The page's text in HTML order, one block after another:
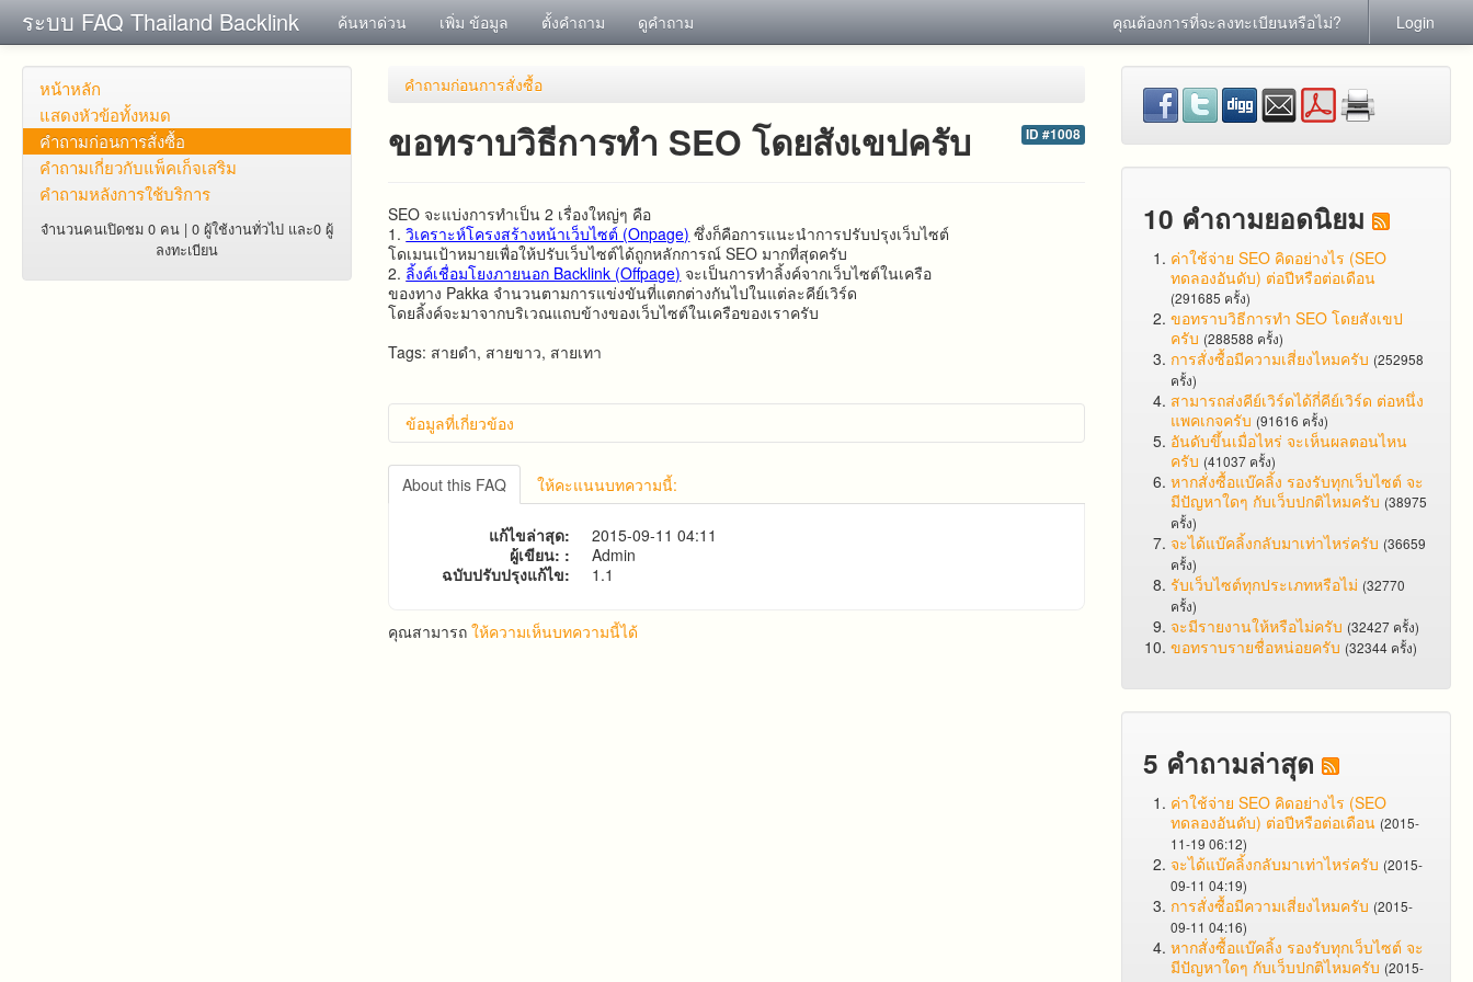
ระบบ FAQ Thailand Backlink ค้นหาด่วน เพิ่ม ข้อมูล ตั้งคำถาม ดูคำถาม คุณต้องการที่จะลงทะเบียนหรือไม่? Login
หน้าหลัก
แสดงหัวข้อทั้งหมด
คำถาม​ก่อน​การ​สั่งซื้อ​
คำถาม​เกี่ยว​กับ​แพ็คเก็จ​เสริม
คำถามหลังการใช้บริการ
จำนวนคนเปิดชม 0 คน | 0 ผู้ใช้งานทั่วไป และ0 ผู้
ลงทะเบียน
คำถาม​ก่อน​การ​สั่งซื้อ​
ID #1008
ขอทราบวิธีการทำ SEO โดยสังเขปครับ
SEO จะแบ่งการทำเป็น 2 เรื่องใหญ่ๆ คือ
1.วิเคราะห์โครงสร้างหน้าเว็บไซต์ (Onpage) ซึ่งก็คือการแนะนำการปรับปรุงเว็บไซต์
โดเมนเป้าหมายเพื่อให้ปรับเว็บไซต์ได้ถูกหลักการณ์ SEO มากที่สุดครับ
2. ลิ้งค์เชื่อมโยงภายนอก Backlink (Offpage) จะเป็นการทำลิ้งค์จากเว็บไซต์ในเครือ
ของทาง Pakka จำนวนตามการแข่งขันที่แตกต่างกันไปในแต่ละคีย์เวิร์ด
โดยลิ้งค์จะมาจากบริเวณแถบข้างของเว็บไซต์ในเครือของเราครับ
Tags: สายดำ, สายขาว, สายเทา
ข้อมูลที่เกี่ยวข้อง
About this FAQ ให้คะแนนบทความนี้:
แก้ไขล่าสุด:
2015-09-11 04:11
ผู้เขียน: :
Admin
ฉบับปรับปรุงแก้ไข:
1.1
คุณสามารถให้ความเห็นบทความนี้ได้
10 คำถามยอดนิยม
ค่าใช้จ่าย SEO คิดอย่างไร (SEO
ทดลองอันดับ) ต่อปีหรือต่อเดือน
(291685 ครั้ง)
ขอทราบวิธีการทำ SEO โดยสังเขป
ครับ (288588 ครั้ง)
การสั่งซื้อมีความเสี่ยงไหมครับ (252958
ครั้ง)
สามารถส่งคีย์เวิร์ดได้กี่คีย์เวิร์ด ต่อหนึ่ง
แพคเกจครับ (91616 ครั้ง)
อันดับขึ้นเมื่อไหร่ จะเห็นผลตอนไหน
ครับ (41037 ครั้ง)
หากสั่งซื้อแบ๊คลิ้ง รองรับทุกเว็บไซต์ จะ
มีปัญหาใดๆ กับเว็บปกติไหมครับ (38975
ครั้ง)
จะได้แบ๊คลิ้งกลับมาเท่าไหร่ครับ (36659
ครั้ง)
รับเว็บไซต์ทุกประเภทหรือไม่ (32770
ครั้ง)
จะมีรายงานให้หรือไม่ครับ (32427 ครั้ง)
ขอทราบรายชื่อหน่อยครับ (32344 ครั้ง)
5 คำถามล่าสุด
ค่าใช้จ่าย SEO คิดอย่างไร (SEO
ทดลองอันดับ) ต่อปีหรือต่อเดือน (2015-
11-19 06:12)
จะได้แบ๊คลิ้งกลับมาเท่าไหร่ครับ (2015-
09-11 04:19)
การสั่งซื้อมีความเสี่ยงไหมครับ (2015-
09-11 04:16)
หากสั่งซื้อแบ๊คลิ้ง รองรับทุกเว็บไซต์ จะ
มีปัญหาใดๆ กับเว็บปกติไหมครับ (2015-